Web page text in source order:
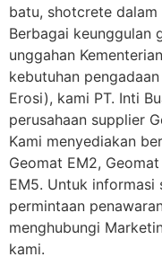
batu, shotcrete
Berbagai keunggulan
unggahan
kebutuhan
Erosi), kami PT. Inti
perusahaan supplier
Kami menyediakan
Geomat EM2,
EM5. Untuk
permintaan
menghubungi
kami.